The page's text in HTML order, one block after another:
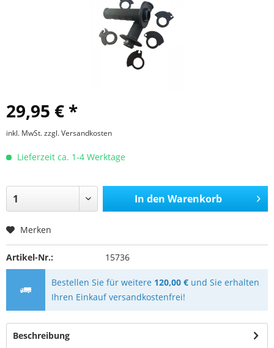
29,95 € *
inkl. MwSt.zzgl. Versandkosten
Lieferzeit ca. 1-4 Werktage
In den Warenkorb
Merken
Artikel-Nr.: 15736
Bestellen Sie für weitere 120,00 € und Sie erhalten
Ihren Einkauf versandkostenfrei!
Beschreibung